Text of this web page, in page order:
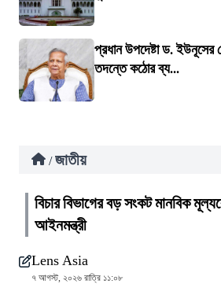
প্রধান উপদেষ্টা ড.
তদন্তে কঠোর ব্য...
/ জাতীয়
বিচার বিভাগের বড় সংকট মানবিক
আইনমন্ত্রী
Lens Asia
৭ আগস্ট, ২০২৬ রাত্রি ১১:০৮